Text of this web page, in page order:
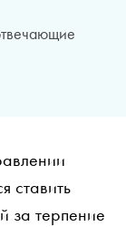
ставить
за терпение